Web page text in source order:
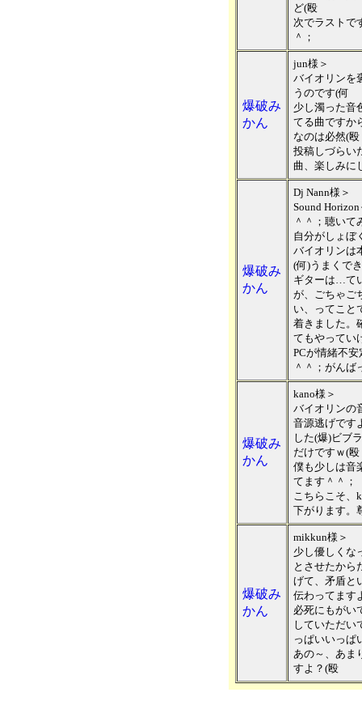
ど(殴
次でラストで
＾；
爆破み
かん
jun様＞
バイオリンを
うのです(何
少し濁った音
てる曲ですか
なのは必然(殴
投稿しづらい
曲、楽しみに
爆破み
かん
Dj Nann様＞
Sound
＾＾；聴いて
自分がしょぼ
バイオリンは
(何)うまくで
ギターは…て
が、ごちゃご
い、ってこと
着きました。
てもやってい
PCが情緒不
＾＾；がんば
爆破み
かん
kano様＞
バイオリンの
音源逃げです
した(爆)ビブ
だけですｗ(殴
僕も少しは音
てます＾＾；
こちらこそ、
下がります。
爆破み
かん
mikkun様＞
少し優しくな
とさせたから
げて、矛盾と
伝わってます
必死にもがい
していただい
っぱいいっぱ
あの～、あま
すよ？(殴